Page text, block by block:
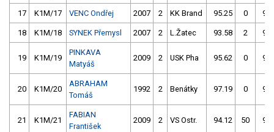
17 K1M/17 VENC Ondřej 2007 2 KK Brand 95.25 0
18 K1M/18 SYNEK Přemysl 2007 2 L.Žatec 93.58 2
19 K1M/19
PINKAVA
Matyáš
2009 2 USK Pha 95.62 0
20 K1M/20
ABRAHAM
Tomáš
1992 2 Benátky 97.19 0
21 K1M/21
FABIAN
František
2009 2 VS Ostr. 94.12 50